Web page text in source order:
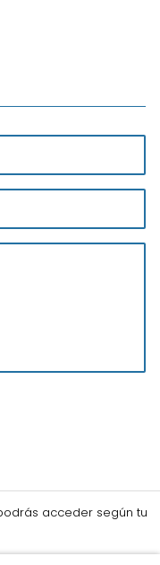
acceder según tu